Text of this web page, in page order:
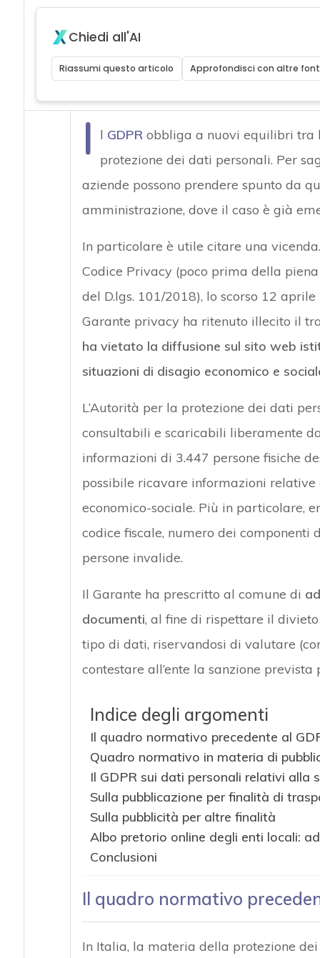
Chiedi all'AI
Riassumi questo articolo Approfondisci con altre
I l GDPRobbliga a nuovi equilibri tra
protezione dei dati personali. Per
aziende possono prendere spunto da
amministrazione, dove il caso è già
In particolare è utile citare una
Codice Privacy (poco prima della
del D.lgs. 101/2018), lo scorso 12
Garante privacy ha ritenuto illecito il
ha vietato la diffusione sul sito web
situazioni di disagio economico e
L’Autorità per la protezione dei dati
consultabili e scaricabili liberamente
informazioni di 3.447 persone fisiche
possibile ricavare informazioni
economico-sociale. Più in particolare,
codice fiscale, numero dei componenti
persone invalide.
Il Garante ha prescritto al comune di
documenti, al fine di rispettare il
tipo di dati, riservandosi di valutare
contestare all’ente la sanzione
Indice degli argomenti
Il quadro normativo precedente al
Quadro normativo in materia di
Il GDPR sui dati personali relativi alla
Sulla pubblicazione per finalità di
Sulla pubblicità per altre finalità
Albo pretorio online degli enti locali:
Conclusioni
Il quadro normativo
In Italia, la materia della protezione